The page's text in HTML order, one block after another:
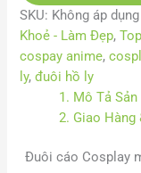
SKU: Không áp dụng
Khoẻ - Làm Đẹp,
cospay anime,
ly,đuôi hồ ly
1. Mô Tả Sản
2. Giao Hàng
Đuôi cáo Cosplay